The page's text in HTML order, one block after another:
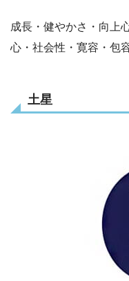
成長・健やかさ・向上
心・社会性・寛容・包
土星